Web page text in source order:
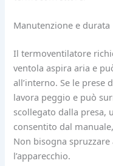
Manutenzione e durata
Il termoventilatore
ventola aspira aria e
all’interno. Se le prese
lavora peggio e può
scollegato dalla presa,
consentito dal
Non bisogna
l’apparecchio.